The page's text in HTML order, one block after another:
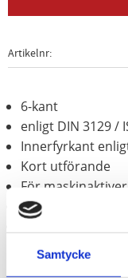
Samtycke
Artikelnr
6-kant
enligt DIN 3129 /
Innerfyrkant
Kort utförande
För
Behandlat med